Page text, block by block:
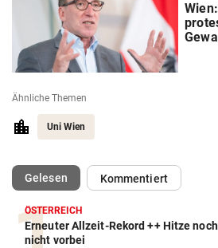
Ähnliche Themen
Uni Wien
Gelesen(ausgewählt)Kommentiert
ÖSTERREICH
Erneuter Allzeit-Rekord ++ Hitze noch
nicht vorbei